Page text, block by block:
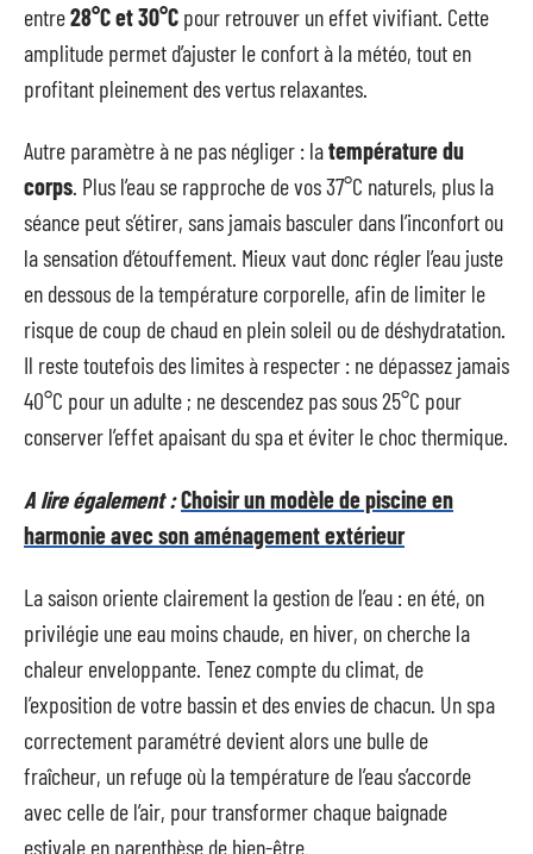
entre28°C et 30°C pour retrouver un effet vivifiant. Cette
amplitude permet d’ajuster le confort à la météo, tout en
profitant pleinement des vertus relaxantes.
Autre paramètre à ne pas négliger : latempérature du
corps. Plus l’eau se rapproche de vos 37°C naturels, plus la
séance peut s’étirer, sans jamais basculer dans l’inconfort ou
la sensation d’étouffement. Mieux vaut donc régler l’eau juste
en dessous de la température corporelle, afin de limiter le
risque de coup de chaud en plein soleil ou de déshydratation.
Il reste toutefois des limites à respecter : ne dépassez jamais
40°C pour un adulte ; ne descendez pas sous 25°C pour
conserver l’effet apaisant du spa et éviter le choc thermique.
A lire également :Choisir un modèle de piscine en
harmonie avec son aménagement extérieur
La saison oriente clairement la gestion de l’eau : en été, on
privilégie une eau moins chaude, en hiver, on cherche la
chaleur enveloppante. Tenez compte du climat, de
l’exposition de votre bassin et des envies de chacun. Un spa
correctement paramétré devient alors une bulle de
fraîcheur, un refuge où la température de l’eau s’accorde
avec celle de l’air, pour transformer chaque baignade
estivale en parenthèse de bien-être.